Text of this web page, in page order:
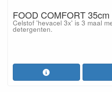
FOOD COMFORT
Celstof 'hevacel 3x' is 3 maal
detergenten.